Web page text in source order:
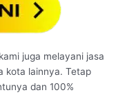
juga melayani jasa
kota lainnya. Tetap
dan 100%